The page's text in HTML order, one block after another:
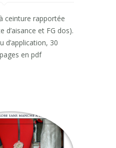
ceinture rapportée
d’aisance et FG dos).
d’application, 30
en pdf